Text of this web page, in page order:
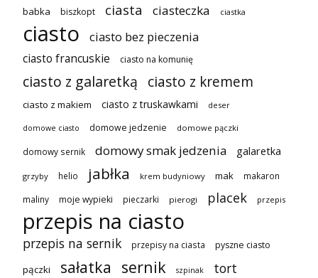
babka biszkopt ciasta ciasteczka ciastka
ciasto ciasto bez pieczenia
ciasto francuskie ciasto na komunię
ciasto z galaretką ciasto z kremem
ciasto z makiem ciasto z truskawkami deser
domowe ciasto domowe jedzenie domowe pączki
domowy sernik domowy smak jedzenia galaretka
grzyby helio jabłka krem budyniowy mak makaron
maliny moje wypieki pieczarki pierogi placek przepis
przepis na ciasto
przepis na sernik przepisy na ciasta pyszne ciasto
pączki sałatka sernik szpinak tort